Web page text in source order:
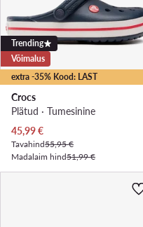
extra -35% Kood: LAST
Trending
Võimalus
Crocs
Plätud · Tumesinine
Praegune hind
45,99€
Tavahind55,95 €
Madalaim hind51,99 €